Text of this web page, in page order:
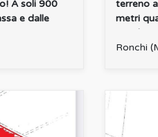
A soli 900
e dalle
terreno
metri
strada.
Ronchi